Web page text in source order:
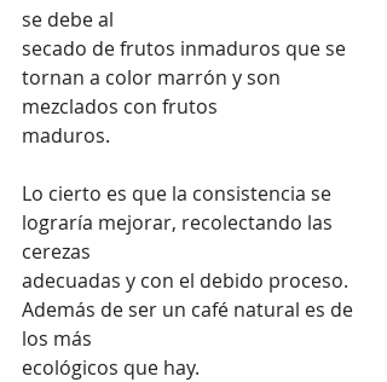
se debe al
secado de frutos inmaduros que se
tornan a color marrón y son
mezclados con frutos
maduros.
Lo cierto es que la consistencia se
lograría mejorar, recolectando las
cerezas
adecuadas y con el debido proceso.
Además de ser un café natural es de
los más
ecológicos que hay.